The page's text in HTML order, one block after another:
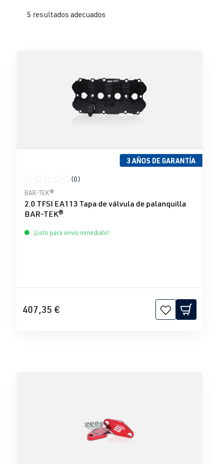
5 resultados adecuados
3 AÑOS DE GARANTÍA
Calificación promedio de 0 de 5 estrellas
(0)
BAR-TEK®
2.0 TFSI EA113 Tapa de válvula de palanquilla
BAR-TEK®
¡Listo para envío inmediato!
407,35 €